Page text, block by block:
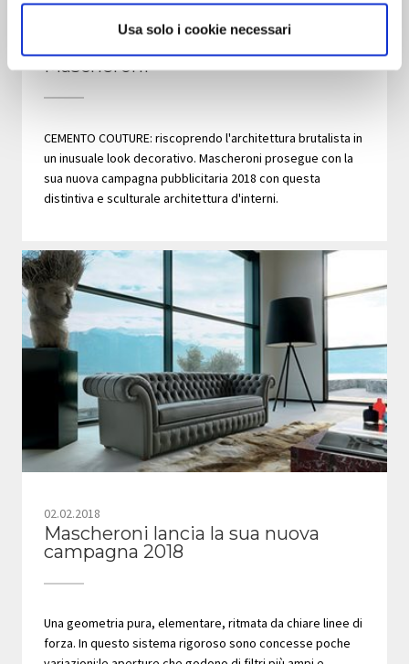
Usa solo i cookie necessari
21.03.2018
CEMENTO COUTURE: Prosegue la
Mascheroni
CEMENTO COUTURE: riscoprendo l'architettura brutalista in
un inusuale look decorativo. Mascheroni prosegue con la
sua nuova campagna pubblicitaria 2018 con questa
distintiva e sculturale architettura d'interni.
02.02.2018
Mascheroni lancia la sua nuova
campagna 2018
Una geometria pura, elementare, ritmata da chiare linee di
forza. In questo sistema rigoroso sono concesse poche